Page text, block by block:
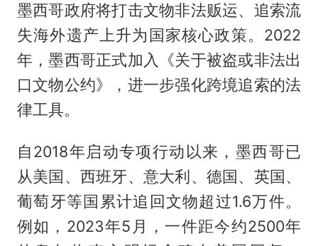
墨西哥政府将打击文物非法贩运、追索流
失海外遗产上升为国家核心政策。2022
年，墨西哥正式加入《关于被盗或非法出
口文物公约》，进一步强化跨境追索的法
律工具。
自2018年启动专项行动以来，墨西哥已
从美国、西班牙、意大利、德国、英国、
葡萄牙等国累计追回文物超过1.6万件。
例如，2023年5月，一件距今约2500年